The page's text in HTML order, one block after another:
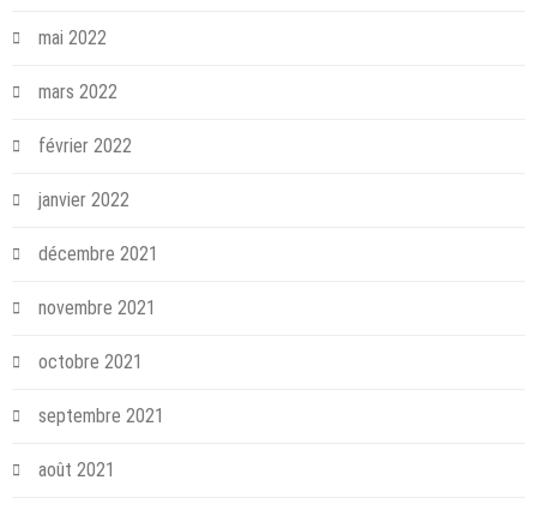
mai 2022
mars 2022
février 2022
janvier 2022
décembre 2021
novembre 2021
octobre 2021
septembre 2021
août 2021